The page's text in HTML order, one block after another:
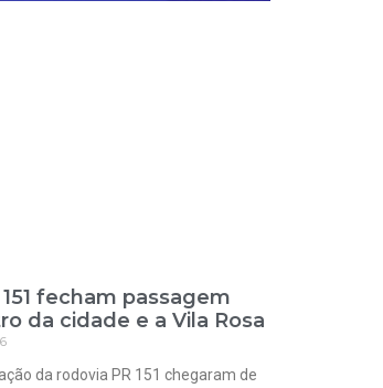
151 fecham passagem
da cidade e a Vila Rosa
da rodovia PR 151 chegaram de